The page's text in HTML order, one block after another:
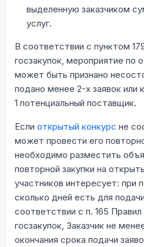
выделенную заказчиком
услуг.
В соответствии с пунктом
госзакупок, мероприятие по
может быть признано
подано менее 2-х заявок или
1 потенциальный поставщик.
Если открытый конкурс не
может провести его
необходимо разместить
повторной закупки на
участников интересует: при
сколько дней есть для
соответствии с п. 165
госзакупок, Заказчик не
окончания срока подачи